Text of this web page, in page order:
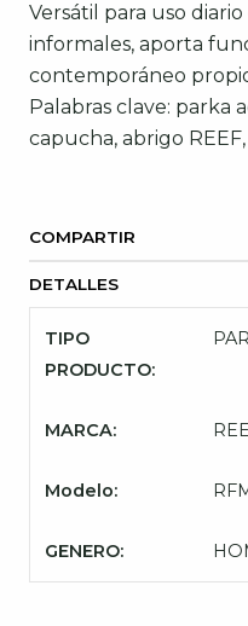
Versátil para uso
informales, aporta
contemporáneo
Palabras clave: parka
capucha, abrigo
COMPARTIR
DETALLES
TIPO
PRODUCTO:
MARCA:
Modelo:
GENERO: